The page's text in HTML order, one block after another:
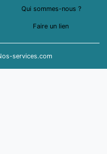
Qui sommes-nous ?
Faire un lien
services.com